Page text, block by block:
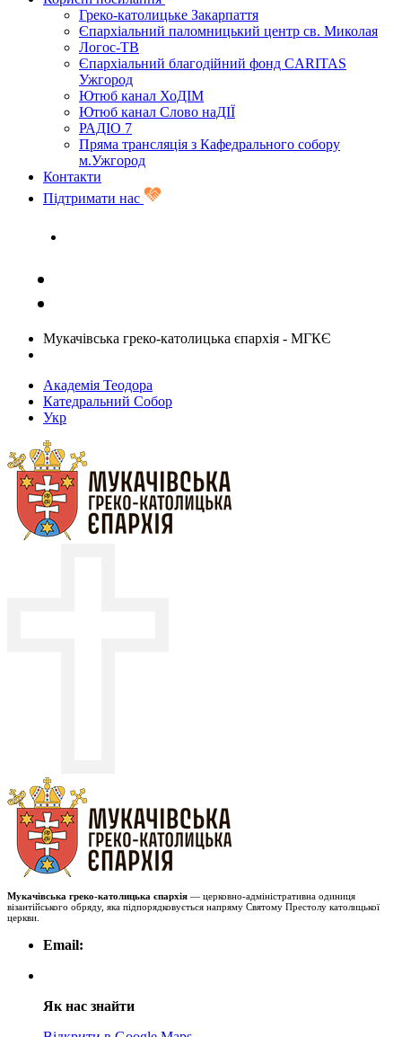
Греко-католицьке Закарпаття
Єпархіальний паломницький центр св. Миколая
Логос-ТВ
Єпархіальний благодійний фонд CARITAS
Ужгород
Ютюб канал ХоДІМ
Ютюб канал Слово наДІЇ
РАДІО 7
Пряма трансляція з Кафедрального собору
м.Ужгород
Контакти
Підтримати нас
Мукачівська греко-католицька єпархія - МГКЄ
Академія Теодора
Катедральний Собор
Укр
Мукачівська греко-католицька єпархія — церковно-адміністративна одиниця
візантійського обряду, яка підпорядковується напряму Святому Престолу католицької
церкви.
Email:
Як нас знайти